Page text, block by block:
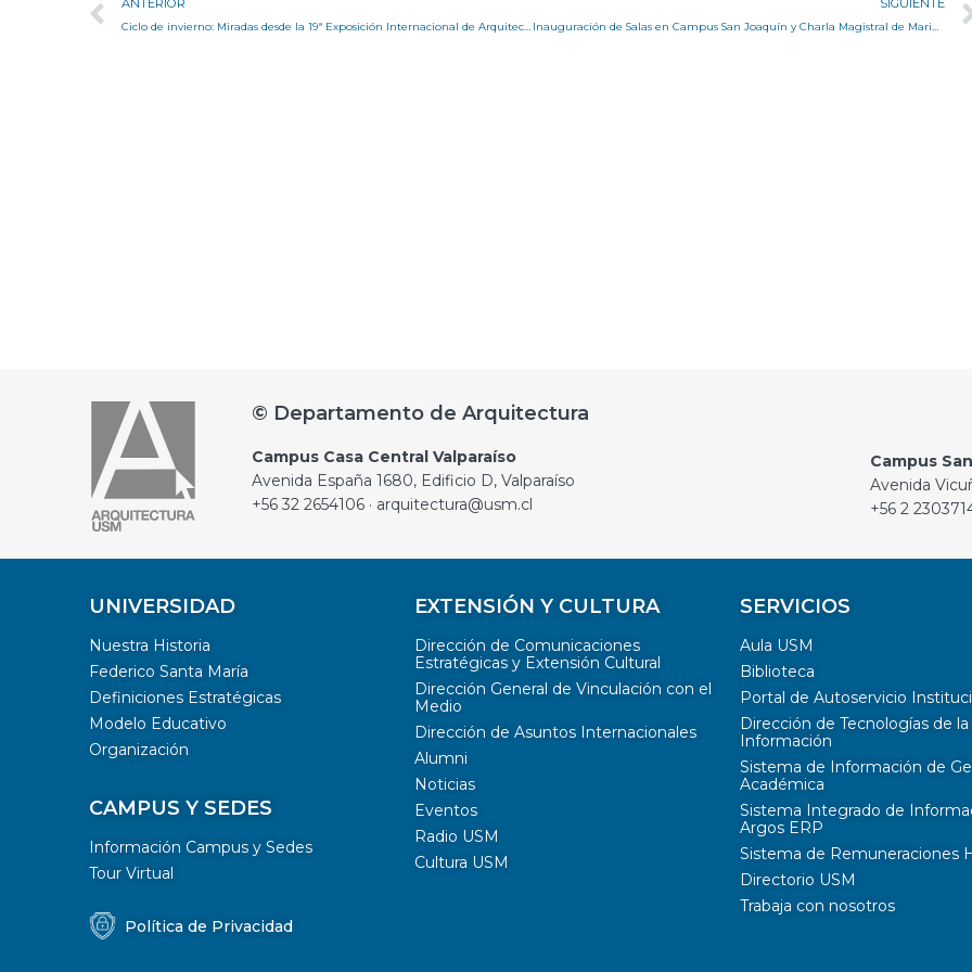
ANTERIOR SIGUIENTE
© Departamento de Arquitectura
Campus Casa Central Valparaíso
Avenida España 1680, Edificio D, Valparaíso
+56 32 2654106 · arquitectura@usm.cl
Campus
Avenida
+56 2
UNIVERSIDAD
Nuestra Historia
Federico Santa María
Definiciones Estratégicas
Modelo Educativo
Organización
CAMPUS Y SEDES
Información Campus y Sedes
Tour Virtual
Política de Privacidad
EXTENSIÓN Y CULTURA
Dirección de Comunicaciones
Estratégicas y Extensión Cultural
Dirección General de Vinculación con el
Medio
Dirección de Asuntos Internacionales
Alumni
Noticias
Eventos
Radio USM
Cultura USM
SERVICIOS
Aula USM
Biblioteca
Portal de Autoservicio
Dirección de Tecnologías de la
Información
Sistema de Información de
Académica
Sistema Integrado de
Argos ERP
Sistema de Remuneraciones
Directorio USM
Trabaja con nosotros